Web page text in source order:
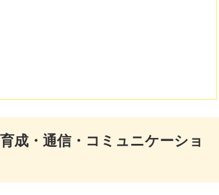
成・通信・コミュニケーショ